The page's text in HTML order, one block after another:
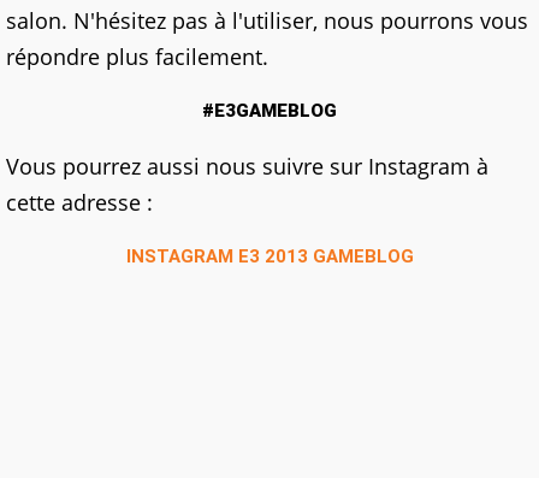
salon. N'hésitez pas à l'utiliser, nous pourrons vous
répondre plus facilement.
#E3GAMEBLOG
Vous pourrez aussi nous suivre sur Instagram à
cette adresse :
INSTAGRAM E3 2013 GAMEBLOG